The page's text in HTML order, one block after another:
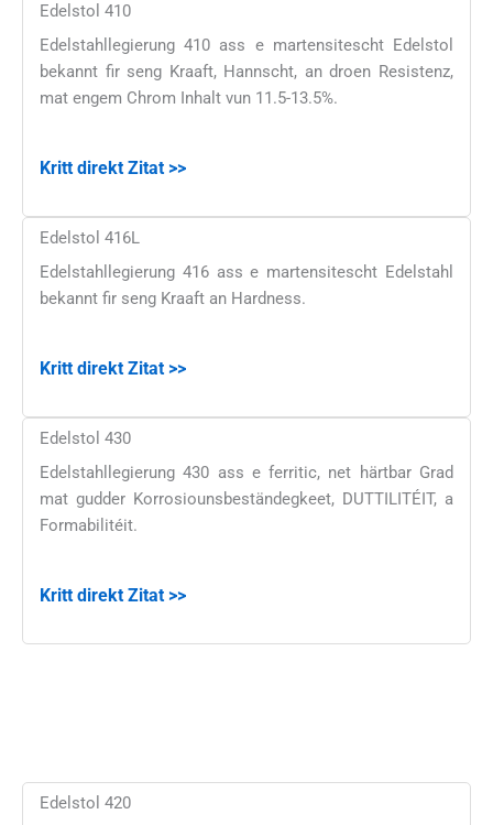
Edelstol 410
Edelstahllegierung 410 ass e martensitescht Edelstol
bekannt fir seng Kraaft, Hannscht, an droen Resistenz,
mat engem Chrom Inhalt vun 11.5-13.5%.
Kritt direkt Zitat >>
Edelstol 416L
Edelstahllegierung 416 ass e martensitescht Edelstahl
bekannt fir seng Kraaft an Hardness.
Kritt direkt Zitat >>
Edelstol 430
Edelstahllegierung 430 ass e ferritic, net härtbar Grad
mat gudder Korrosiounsbeständegkeet, DUTTILITÉIT, a
Formabilitéit.
Kritt direkt Zitat >>
Edelstol 420